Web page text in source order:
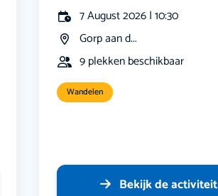
7 August 2026 | 10:30
Gorp aan d...
9 plekken beschikbaar
Wandelen
Bekijk de activiteit